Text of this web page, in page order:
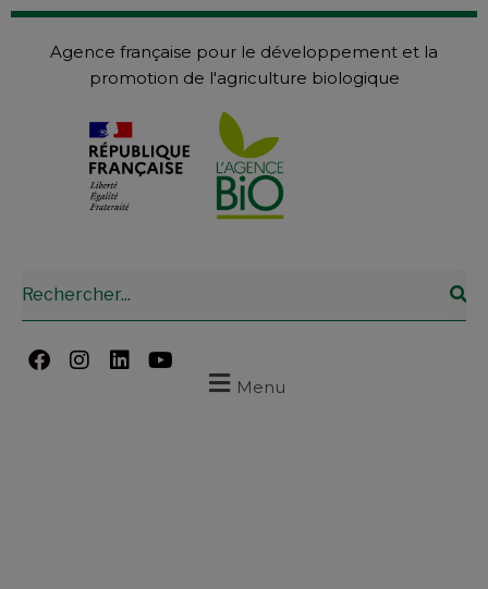
Agence française pour le développement et la
promotion de l'agriculture biologique
Menu